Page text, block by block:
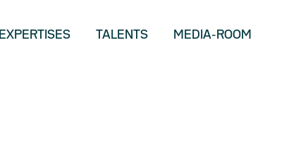
EXPERTISES TALENTS MEDIA-ROOM